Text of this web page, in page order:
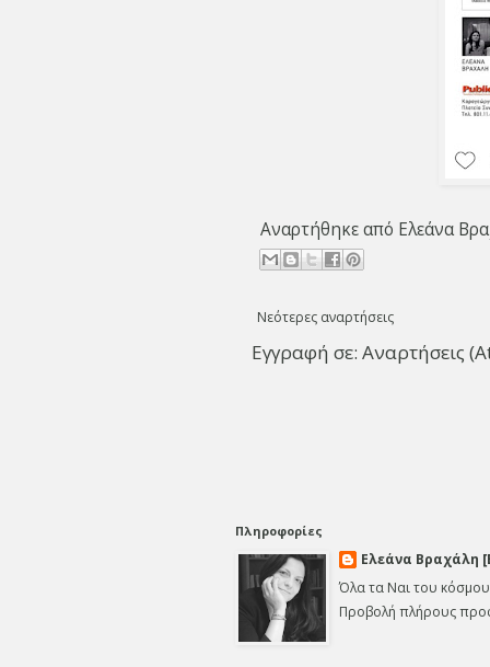
Αναρτήθηκε από Ελεάνα
Νεότερες αναρτήσεις
Εγγραφή σε: Αναρτήσεις
Πληροφορίες
Ελεάνα Βραχάλη
Όλα τα Ναι του
Προβολή πλήρους